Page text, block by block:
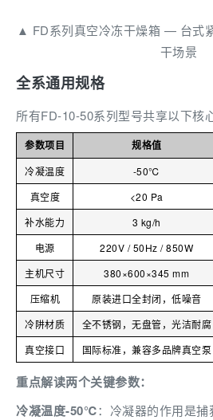
▲ FD系列真空冷冻干燥箱 — 台式
干场景
全系通用规格
所有FD-10-50系列型号共享以下核
参数项目 规格值
冷凝温度
-50℃
真空度
<20 Pa
补水能力
3 kg/h
电源
220V / 50Hz / 850W
主机尺寸
380×600×345 mm
压缩机
原装进口全封闭，低噪音
冷阱材质
全不锈钢，无盘管，光洁耐腐
真空接口
国际标准，兼容多品牌真空泵
重点解读两个关键参数：
冷凝温度-50℃：冷凝器的作用是